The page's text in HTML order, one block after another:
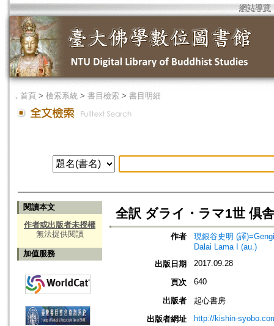
網站導覽
． 首頁 > 檢索系統 > 書目檢索 > 書目明細
閱讀本文
作者或出版者未授權
無法提供閱讀
加值服務
全訳 ダライ・ラマ1世 倶
作者
現銀谷史明 (譯
Dalai Lama I (au.)
出版日期
2017.09.28
頁次 640
出版者
起心書房
出版者網址
http://kishin-